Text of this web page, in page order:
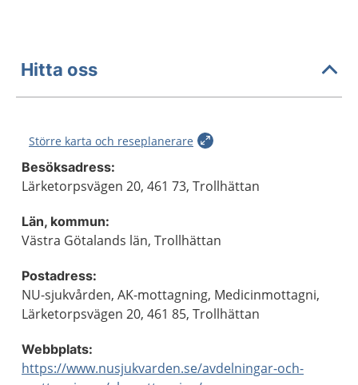
Hitta oss
Större karta och reseplanerare
Besöksadress:
Lärketorpsvägen 20, 461 73, Trollhättan
Län, kommun:
Västra Götalands län, Trollhättan
Postadress:
NU-sjukvården, AK-mottagning, Medicinmottagni,
Lärketorpsvägen 20, 461 85, Trollhättan
Webbplats:
https://www.nusjukvarden.se/avdelningar-och-